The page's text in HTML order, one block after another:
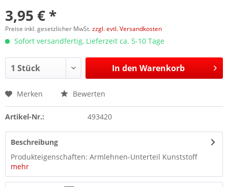
3,95 € *
Preise inkl. gesetzlicher MwSt.zzgl. evtl. Versandkosten
Sofort versandfertig, Lieferzeit ca. 5-10 Tage
In den Warenkorb
Merken Bewerten
Artikel-Nr.: 493420
Beschreibung
Produkteigenschaften: Armlehnen-Unterteil Kunststoff
mehr